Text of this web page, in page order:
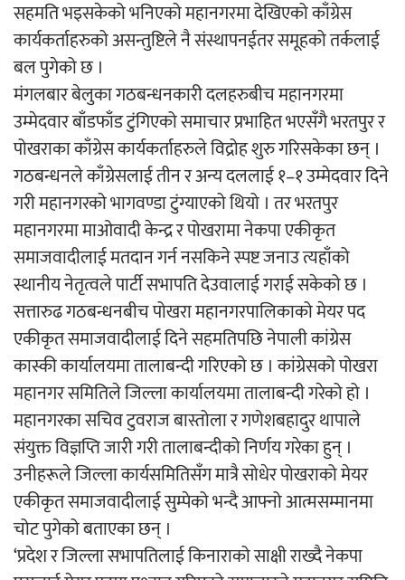
सहमति भइसकेको भनिएको महानगरमा देखिएको काँग्रेस
कार्यकर्ताहरुको असन्तुष्टिले नै संस्थापनईतर समूहको तर्कलाई
बल पुगेको छ ।
मंगलबार बेलुका गठबन्धनकारी दलहरुबीच महानगरमा
उम्मेदवार बाँडफाँड टुंगिएको समाचार प्रभाहित भएसँगै भरतपुर र
पोखराका काँग्रेस कार्यकर्ताहरुले विद्रोह शुरु गरिसकेका छन् ।
गठबन्धनले काँग्रेसलाई तीन र अन्य दललाई १–१ उम्मेदवार दिने
गरी महानगरको भागवण्डा टुंग्याएको थियो । तर भरतपुर
महानगरमा माओवादी केन्द्र र पोखरामा नेकपा एकीकृत
समाजवादीलाई मतदान गर्न नसकिने स्पष्ट जनाउ त्यहाँको
स्थानीय नेतृत्वले पार्टी सभापति देउवालाई गराई सकेको छ ।
सत्तारुढ गठबन्धनबीच पोखरा महानगरपालिकाको मेयर पद
एकीकृत समाजवादीलाई दिने सहमतिपछि नेपाली कांग्रेस
कास्की कार्यालयमा तालाबन्दी गरिएको छ । कांग्रेसको पोखरा
महानगर समितिले जिल्ला कार्यालयमा तालाबन्दी गरेको हो ।
महानगरका सचिव टुवराज बास्तोला र गणेशबहादुर थापाले
संयुक्त विज्ञप्ति जारी गरी तालाबन्दीको निर्णय गरेका हुन् ।
उनीहरूले जिल्ला कार्यसमितिसँग मात्रै सोधेर पोखराको मेयर
एकीकृत समाजवादीलाई सुम्पेको भन्दै आफ्नो आत्मसम्मानमा
चोट पुगेको बताएका छन् ।
‘प्रदेश र जिल्ला सभापतिलाई किनाराको साक्षी राख्दै नेकपा